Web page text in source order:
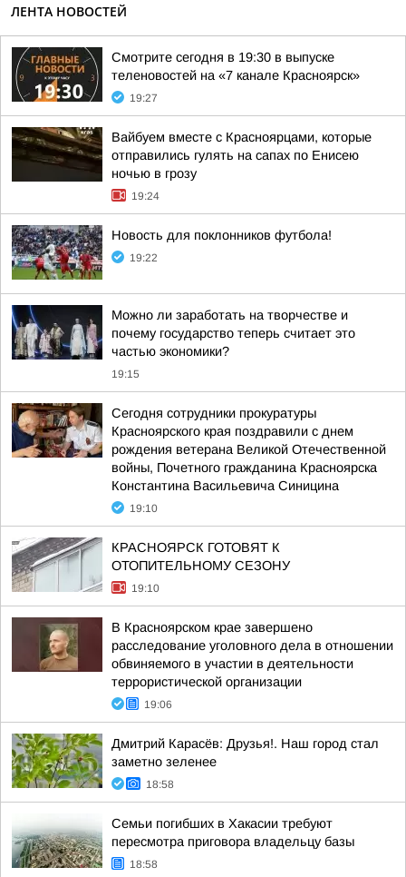
ЛЕНТА НОВОСТЕЙ
Смотрите сегодня в 19:30 в выпуске
теленовостей на «7 канале Красноярск»
19:27
Вайбуем вместе с Красноярцами, которые
отправились гулять на сапах по Енисею
ночью в грозу
19:24
Новость для поклонников футбола!
19:22
Можно ли заработать на творчестве и
почему государство теперь считает это
частью экономики?
19:15
Сегодня сотрудники прокуратуры
Красноярского края поздравили с днем
рождения ветерана Великой Отечественной
войны, Почетного гражданина Красноярска
Константина Васильевича Синицина
19:10
КРАСНОЯРСК ГОТОВЯТ К
ОТОПИТЕЛЬНОМУ СЕЗОНУ
19:10
В Красноярском крае завершено
расследование уголовного дела в отношении
обвиняемого в участии в деятельности
террористической организации
19:06
Дмитрий Карасёв: Друзья!. Наш город стал
заметно зеленее
18:58
Семьи погибших в Хакасии требуют
пересмотра приговора владельцу базы
18:58